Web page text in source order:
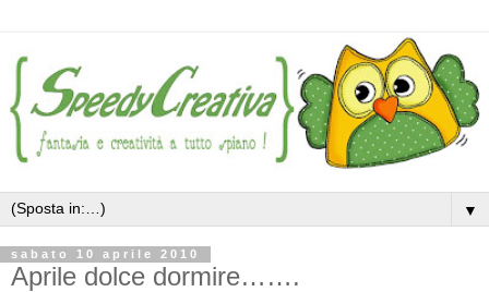
▼
sabato 10 aprile 2010
Aprile dolce dormire…….